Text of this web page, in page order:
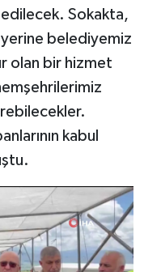
edilecek. Sokakta,
belediyemiz
olan bir hizmet
kabul